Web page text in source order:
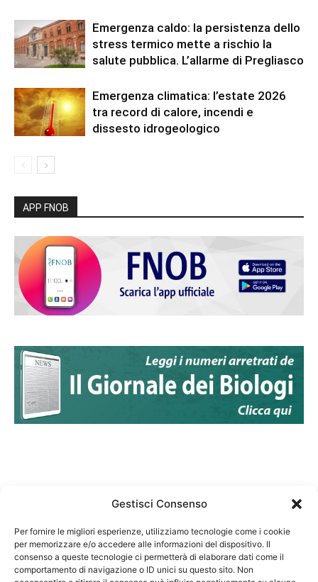
Gestisci Consenso
Per fornire le migliori esperienze, utilizziamo tecnologie come i cookie
per memorizzare e/o accedere alle informazioni del dispositivo. Il
consenso a queste tecnologie ci permetterà di elaborare dati come il
comportamento di navigazione o ID unici su questo sito. Non
Emergenza caldo: la persistenza dello
stress termico mette a rischio la
salute pubblica. L’allarme di Pregliasco
Emergenza climatica: l’estate 2026
tra record di calore, incendi e
dissesto idrogeologico
APP FNOB
Federazione Nazionale Degli Ordini dei Biologi:
codice fiscale 80069130583